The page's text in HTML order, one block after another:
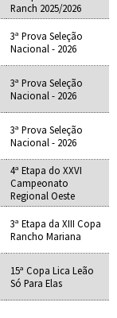
Ranch 2025/2026
3ª Prova Seleção
Nacional - 2026
3ª Prova Seleção
Nacional - 2026
3ª Prova Seleção
Nacional - 2026
4ª Etapa do XXVI
Campeonato
Regional Oeste
3ª Etapa da XIII Copa
Rancho Mariana
15ª Copa Lica Leão
Só Para Elas